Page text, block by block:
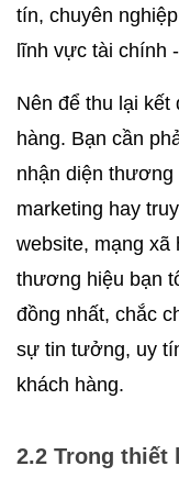
tín, chuyên
lĩnh vực tài chính
Nên để thu lại
hàng. Bạn cần
nhận diện thương
marketing hay
website, mạng xã
thương hiệu bạn
đồng nhất, chắc
sự tin tưởng, uy
khách hàng.
2.2 Trong thiết